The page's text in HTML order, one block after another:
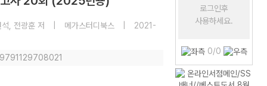
, 전광훈 저 메가스터디북스
2021-
로그인후
사용하세요.
0/0